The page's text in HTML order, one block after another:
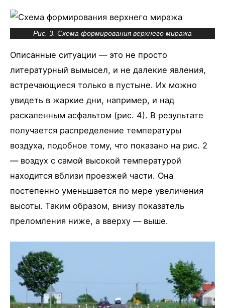
Рис. 3. Схема формирования верхнего миража
Описанные ситуации — это не просто
литературный вымысел, и не далекие явления,
встречающиеся только в пустыне. Их можно
увидеть в жаркие дни, например, и над
раскаленным асфальтом (рис. 4). В результате
получается распределение температуры
воздуха, подобное тому, что показано на рис. 2
— воздух с самой высокой температурой
находится вблизи проезжей части. Она
постепенно уменьшается по мере увеличения
высоты. Таким образом, внизу показатель
преломления ниже, а вверху — выше.